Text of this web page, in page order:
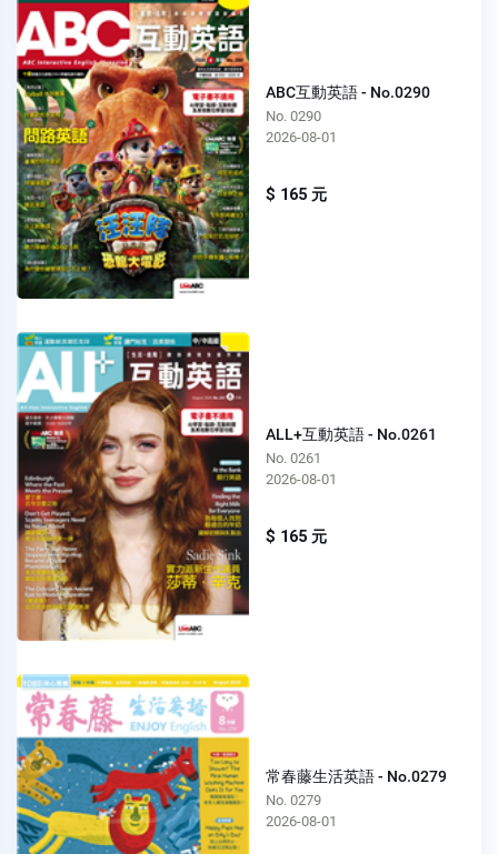
ABC互動英語 - No.0290
No. 0290
2026-08-01
$ 165 元
ALL+互動英語 - No.0261
No. 0261
2026-08-01
$ 165 元
常春藤生活英語 - No.0279
No. 0279
2026-08-01